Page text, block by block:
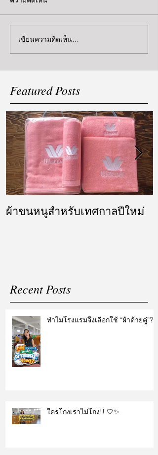
เขียนความคิดเห็น…
Featured Posts
ผ้าขนหนูสำหรับเทศกาลปีใหม่
Recent Posts
ทำไมโรงแรมจึงเลือกใช้ “ผ้าด้ายคู่”?
ใครโกงเราไม่โกง!! 🤍✨